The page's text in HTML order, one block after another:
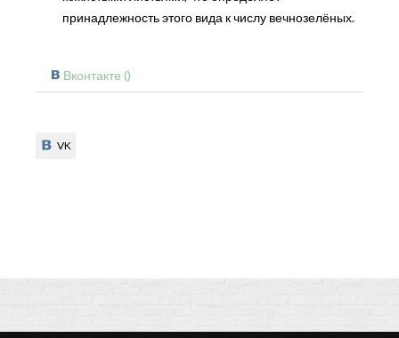
принадлежность этого вида к числу вечнозелёных.
Вконтакте ()
VK
VK